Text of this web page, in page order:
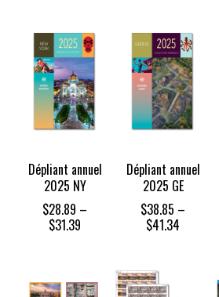
Dépliant annuel
2025 NY
$28.89 –
$31.39
through
$31.39
Dépliant annuel
2025 GE
$38.85 –
$41.34